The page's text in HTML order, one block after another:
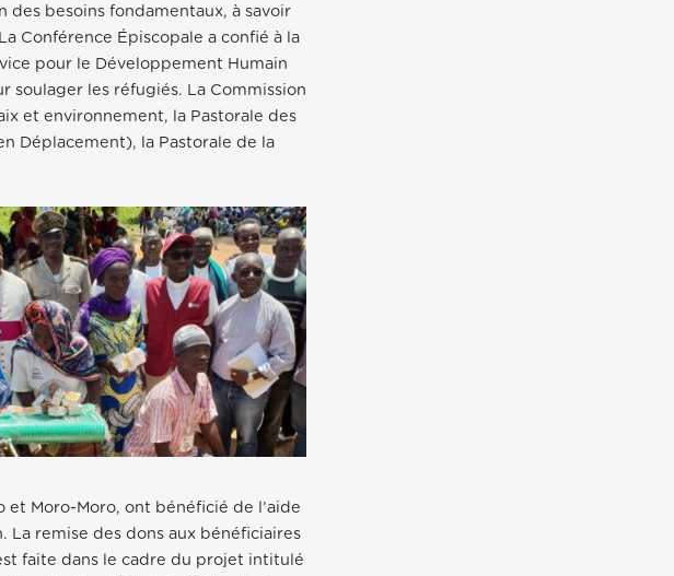
besoins fondamentaux, à savoir
Conférence Épiscopale a confié à la
pour le Développement Humain
soulager les réfugiés. La Commission
et environnement, la Pastorale des
Déplacement), la Pastorale de la
et Moro-Moro, ont bénéficié de l’aide
remise des dons aux bénéficiaires
faite dans le cadre du projet intitulé